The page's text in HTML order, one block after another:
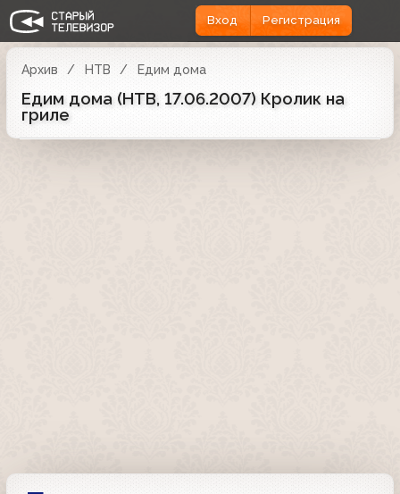
Вход Регистрация
Архив НТВ Едим дома
Едим дома (НТВ, 17.06.2007) Кролик на
гриле